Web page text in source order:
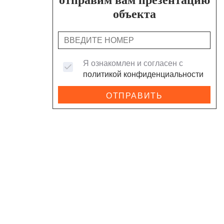
объекта
Я ознакомлен и согласен с
политикой конфиденциальности
ОТПРАВИТЬ